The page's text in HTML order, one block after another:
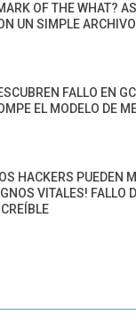
OF THE WHAT?
UN SIMPLE
FALLO EN
EL MODELO DE
HACKERS PUEDEN
VITALES! FALLO